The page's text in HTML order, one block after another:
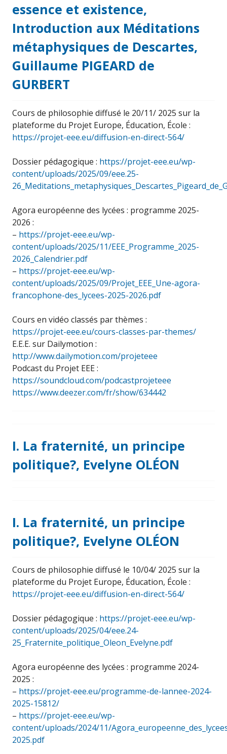
essence et existence,
Introduction aux Méditations
métaphysiques de Descartes,
Guillaume PIGEARD de
GURBERT
Cours de philosophie diffusé le 20/11/ 2025 sur la
plateforme du Projet Europe, Éducation, École :
https://projet-eee.eu/diffusion-en-direct-564/
Dossier pédagogique : https://projet-eee.eu/wp-
content/uploads/2025/09/eee.25-
Agora européenne des lycées : programme 2025-
2026 :
– https://projet-eee.eu/wp-
content/uploads/2025/11/EEE_Programme_2025-
2026_Calendrier.pdf
– https://projet-eee.eu/wp-
content/uploads/2025/09/Projet_EEE_Une-agora-
francophone-des_lycees-2025-2026.pdf
Cours en vidéo classés par thèmes :
https://projet-eee.eu/cours-classes-par-themes/
E.E.E. sur Dailymotion :
http://www.dailymotion.com/projeteee
Podcast du Projet EEE :
https://soundcloud.com/podcastprojeteee
https://www.deezer.com/fr/show/634442
I. La fraternité, un principe
politique?, Evelyne OLÉON
I. La fraternité, un principe
politique?, Evelyne OLÉON
Cours de philosophie diffusé le 10/04/ 2025 sur la
plateforme du Projet Europe, Éducation, École :
https://projet-eee.eu/diffusion-en-direct-564/
Dossier pédagogique : https://projet-eee.eu/wp-
content/uploads/2025/04/eee.24-
25_Fraternite_politique_Oleon_Evelyne.pdf
Agora européenne des lycées : programme 2024-
2025 :
– https://projet-eee.eu/programme-de-lannee-2024-
2025-15812/
– https://projet-eee.eu/wp-
content/uploads/2024/11/
2025.pdf